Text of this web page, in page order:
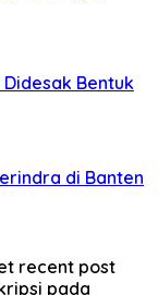
Didesak Bentuk
di Banten
recent post
pada